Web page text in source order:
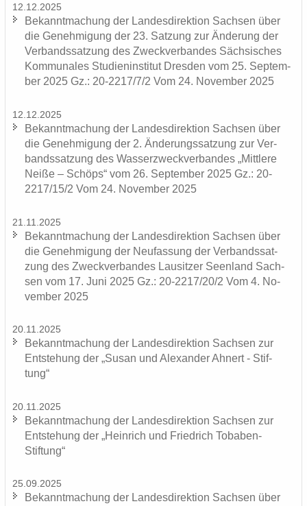
12.12.2025
Be­kannt­ma­chung der Lan­des­di­rek­ti­on Sach­sen über
die Ge­neh­mi­gung der 23. Sat­zung zur Än­de­rung der
Ver­bands­sat­zung des Zweck­ver­ban­des Säch­si­sches
Kom­mu­na­les Stu­di­en­in­sti­tut Dres­den vom 25. Sep­tem­
ber 2025 Gz.: 20-2217/7/2 Vom 24. No­vem­ber 2025
12.12.2025
Be­kannt­ma­chung der Lan­des­di­rek­ti­on Sach­sen über
die Ge­neh­mi­gung der 2. Än­de­rungs­sat­zung zur Ver­
bands­sat­zung des Was­ser­zweck­ver­ban­des „Mitt­le­re
Neiße – Schöps“ vom 26. Sep­tem­ber 2025 Gz.: 20-
2217/15/2 Vom 24. No­vem­ber 2025
21.11.2025
Be­kannt­ma­chung der Lan­des­di­rek­ti­on Sach­sen über
die Ge­neh­mi­gung der Neu­fas­sung der Ver­bands­sat­
zung des Zweck­ver­ban­des Lau­sit­zer Se­en­land Sach­
sen vom 17. Juni 2025 Gz.: 20-2217/20/2 Vom 4. No­
vem­ber 2025
20.11.2025
Be­kannt­ma­chung der Lan­des­di­rek­ti­on Sach­sen zur
Ent­ste­hung der „Susan und Alex­an­der Ah­nert - Stif­
tung“
20.11.2025
Be­kannt­ma­chung der Lan­des­di­rek­ti­on Sach­sen zur
Ent­ste­hung der „Hein­rich und Fried­rich Tobaben-​
Stiftung“
25.09.2025
Be­kannt­ma­chung der Lan­des­di­rek­ti­on Sach­sen über